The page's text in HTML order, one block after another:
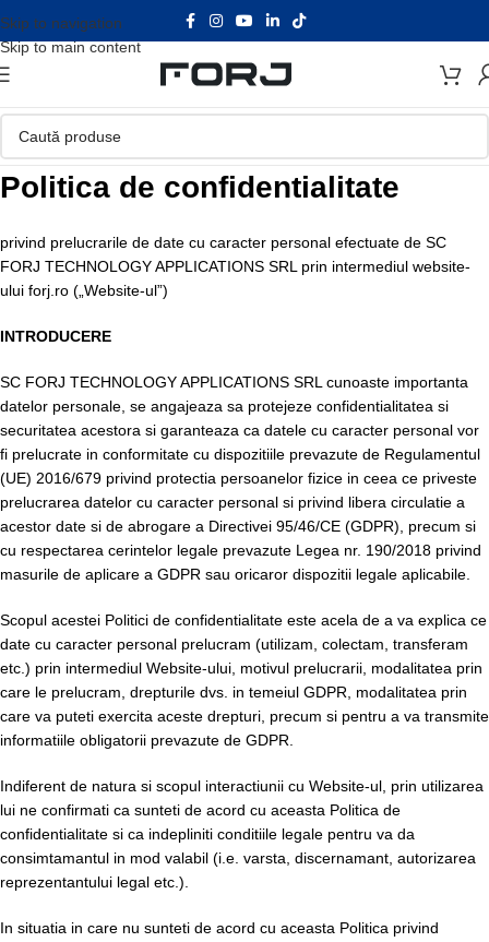
Skip to navigation
Skip to main content
Politica de confidentialitate
privind prelucrarile de date cu caracter personal efectuate de SC
FORJ TECHNOLOGY APPLICATIONS SRL prin intermediul website-
ului forj.ro („Website-ul”)
INTRODUCERE
SC FORJ TECHNOLOGY APPLICATIONS SRL cunoaste importanta
datelor personale, se angajeaza sa protejeze confidentialitatea si
securitatea acestora si garanteaza ca datele cu caracter personal vor
fi prelucrate in conformitate cu dispozitiile prevazute de Regulamentul
(UE) 2016/679 privind protectia persoanelor fizice in ceea ce priveste
prelucrarea datelor cu caracter personal si privind libera circulatie a
acestor date si de abrogare a Directivei 95/46/CE (GDPR), precum si
cu respectarea cerintelor legale prevazute Legea nr. 190/2018 privind
masurile de aplicare a GDPR sau oricaror dispozitii legale aplicabile.
Scopul acestei Politici de confidentialitate este acela de a va explica ce
date cu caracter personal prelucram (utilizam, colectam, transferam
etc.) prin intermediul Website-ului, motivul prelucrarii, modalitatea prin
care le prelucram, drepturile dvs. in temeiul GDPR, modalitatea prin
care va puteti exercita aceste drepturi, precum si pentru a va transmite
informatiile obligatorii prevazute de GDPR.
Indiferent de natura si scopul interactiunii cu Website-ul, prin utilizarea
lui ne confirmati ca sunteti de acord cu aceasta Politica de
confidentialitate si ca indepliniti conditiile legale pentru va da
consimtamantul in mod valabil (i.e. varsta, discernamant, autorizarea
reprezentantului legal etc.).
In situatia in care nu sunteti de acord cu aceasta Politica privind